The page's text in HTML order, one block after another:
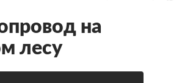
на
лесу